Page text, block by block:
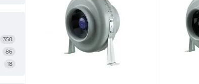
358
86
18